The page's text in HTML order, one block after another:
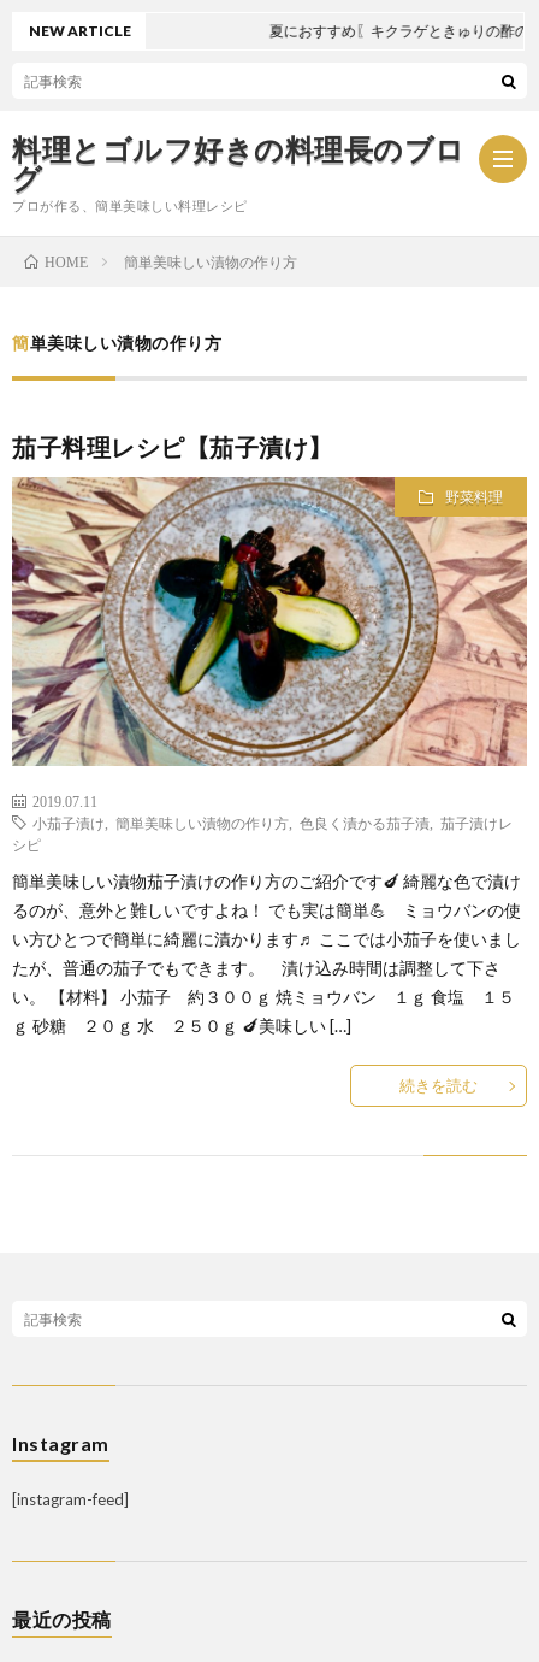
料理とゴルフ好きの料理長のブロ
グ
プロが作る、簡単美味しい料理レシピ
わ
せ
バ
シ
ー
ポ
シ
ー
NEW ARTICLE 夏におすすめ〖キクラゲときゅりの酢の物〗
HOME 簡単美味しい漬物の作り方
簡単美味しい漬物の作り方
茄子料理レシピ【茄子漬け】
野菜料理
2019.07.11
小茄子漬け
簡単美味しい漬物の作り方 色良く漬かる茄子漬
茄子漬けレ
シピ
簡単美味しい漬物茄子漬けの作り方のご紹介です🍆 綺麗な色で漬け
るのが、意外と難しいですよね！ でも実は簡単💪 ミョウバンの使
い方ひとつで簡単に綺麗に漬かります♬ ここでは小茄子を使いまし
たが、普通の茄子でもできます。 漬け込み時間は調整して下さ
い。 【材料】 小茄子 約３００ｇ 焼ミョウバン １ｇ 食塩 １５
ｇ 砂糖 ２０ｇ 水 ２５０ｇ 🍆美味しい […]
続きを読む
Instagram
[instagram-feed]
最近の投稿